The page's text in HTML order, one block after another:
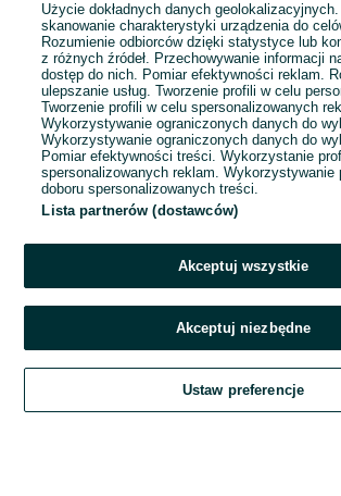
1 2 3 ... 6
Zadzwoń / SMS
Szukaj Obserwujesz Dodaj
Użycie dokładnych danych
skanowanie charakterystyki urządzenia do
Rozumienie odbiorców dzięki statystyce lub
z różnych źródeł. Przechowywanie informacji
dostęp do nich. Pomiar efektywności reklam.
ulepszanie usług. Tworzenie profili w celu
Tworzenie profili w celu spersonalizowanych
Wykorzystywanie ograniczonych danych do
Wykorzystywanie ograniczonych danych do
Pomiar efektywności treści. Wykorzystanie
spersonalizowanych reklam. Wykorzystywanie
doboru spersonalizowanych treści.
Lista partnerów (dostawców)
Akceptuj wszystkie
Akceptuj niezbędne
Ustaw preferencje